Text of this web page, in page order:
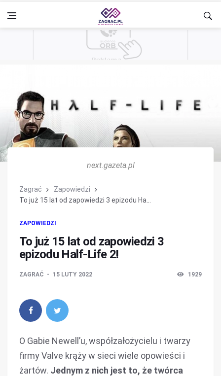
next.gazeta.pl
Zagrać
Zapowiedzi
To już 15 lat od zapowiedzi 3 epizodu Ha...
ZAPOWIEDZI
To już 15 lat od zapowiedzi 3
epizodu Half-Life 2!
ZAGRAĆ 15 LUTY 2022 1929
O Gabie Newell’u, współzałożycielu i twarzy
firmy Valve krąży w sieci wiele opowieści i
żartów. Jednym z nich jest to, że twórca